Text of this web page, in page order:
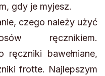
gdy je myjesz.
czego należy użyć
ręcznikiem.
ręczniki bawełniane,
frotte. Najlepszym